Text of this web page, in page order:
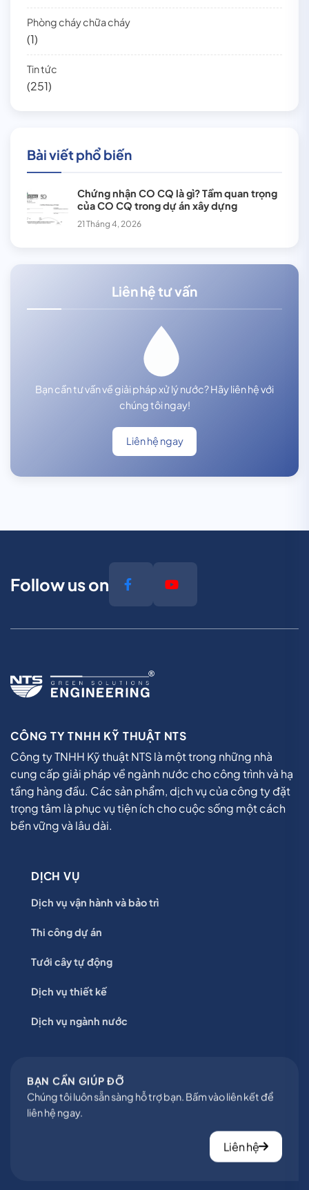
Phòng cháy chữa cháy
(1)
Tin tức
(251)
Bài viết phổ biến
Chứng nhận CO CQ là gì? Tầm quan trọng
của CO CQ trong dự án xây dựng
21 Tháng 4, 2026
Liên hệ tư vấn
Bạn cần tư vấn về giải pháp xử lý nước? Hãy liên hệ với
chúng tôi ngay!
Liên hệ ngay
Follow us on
CÔNG TY TNHH KỸ THUẬT NTS
Công ty TNHH Kỹ thuật NTS là một trong những nhà
cung cấp giải pháp về ngành nước cho công trình và hạ
tầng hàng đầu. Các sản phẩm, dịch vụ của công ty đặt
trọng tâm là phục vụ tiện ích cho cuộc sống một cách
bền vững và lâu dài.
DỊCH VỤ
Dịch vụ vận hành và bảo trì
Thi công dự án
Tưới cây tự động
Dịch vụ thiết kế
Dịch vụ ngành nước
BẠN CẦN GIÚP ĐỠ
Chúng tôi luôn sẵn sàng hỗ trợ bạn. Bấm vào liên kết để
liên hệ ngay.
Liên hệ